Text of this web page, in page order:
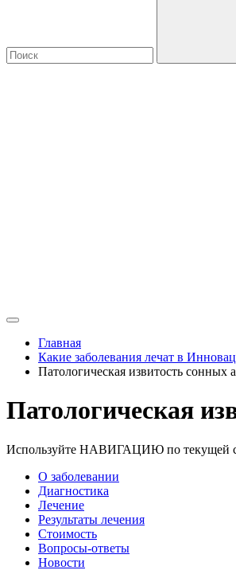
Главная
Какие заболевания лечат в
Патологическая извитость сонных
Патологическая
Используйте НАВИГАЦИЮ по текущей
О заболевании
Диагностика
Лечение
Результаты лечения
Стоимость
Вопросы-ответы
Новости